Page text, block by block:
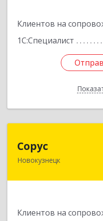
Клиентов на
1С:Специалист
Сорус
Новокузнецк
Клиентов на
654005,